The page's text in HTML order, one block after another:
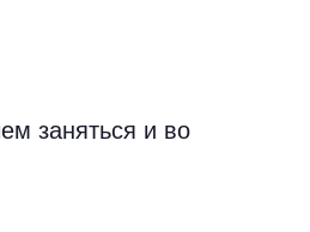
заняться и во